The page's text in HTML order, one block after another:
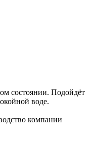
состоянии. Подойдёт
воде.
компании